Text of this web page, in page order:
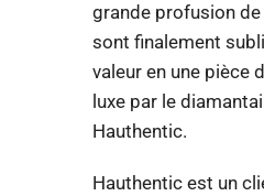
grande profusion
sont finalement
valeur en une pièce
luxe par le
Hauthentic.
Hauthentic est un